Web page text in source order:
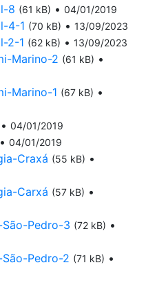
8 (61 kB) • 04/01/2019
4-1 (70 kB) • 13/09/2023
2-1 (62 kB) • 13/09/2023
Marino-2 (61 kB) •
Marino-1 (67 kB) •
• 04/01/2019
• 04/01/2019
Craxá (55 kB) •
Carxá (57 kB) •
Pedro-3 (72 kB) •
Pedro-2 (71 kB) •